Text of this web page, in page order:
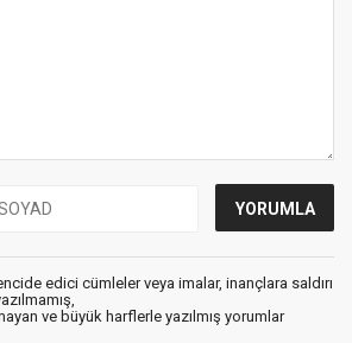
edici cümleler veya imalar, inançlara saldırı
ve büyük harflerle yazılmış yorumlar